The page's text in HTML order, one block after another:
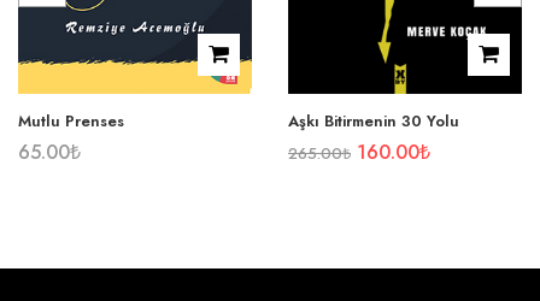
Mutlu Prenses
65.00₺
Aşkı Bitirmenin 30 Yolu
265.00₺ 160.00₺